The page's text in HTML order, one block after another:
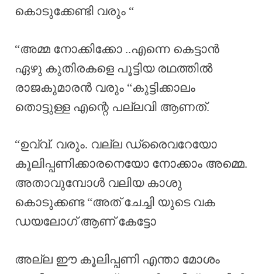
കൊടുക്കേണ്ടി വരും “
“അമ്മ നോക്കിക്കോ ..എന്നെ കെട്ടാൻ
ഏഴു കുതിരകളെ പൂട്ടിയ രഥത്തിൽ
രാജകുമാരൻ വരും “കുട്ടിക്കാലം
തൊട്ടുള്ള എന്റെ പല്ലവി ആണത്.
“ഉവ്വ്. വരും. വല്ല ഡ്രൈവറേയോ
കൂലിപ്പണിക്കാരനെയോ നോക്കാം അമ്മെ.
അതാവുമ്പോൾ വലിയ കാശു
കൊടുക്കണ്ട “അത് ചേച്ചി യുടെ വക
ഡയലോഗ് ആണ് കേട്ടോ
അല്ല ഈ കൂലിപ്പണി എന്താ മോശം